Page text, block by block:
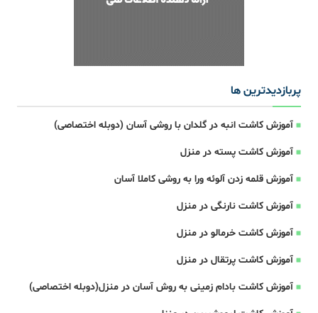
پربازدیدترین ها
آموزش کاشت انبه در گلدان با روشی آسان (دوبله اختصاصی)
آموزش کاشت پسته در منزل
آموزش قلمه زدن آلوئه ورا به روشی کاملا آسان
آموزش کاشت نارنگی در منزل
آموزش کاشت خرمالو در منزل
آموزش کاشت پرتقال در منزل
آموزش کاشت بادام زمینی به روش آسان در منزل(دوبله اختصاصی)